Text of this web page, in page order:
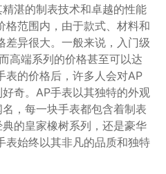
湛的制表技术和卓越的性能
格范围内，由于款式、材料和
差异很大。一般来说，入门级
高端系列的价格甚至可以达
表的价格后，许多人会对AP
奇。AP手表以其独特的外观
，每一块手表都包含着制表
的皇家橡树系列，还是豪华
表始终以其非凡的品质和独特